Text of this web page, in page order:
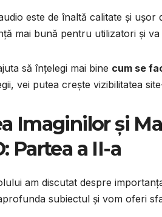
este de înaltă calitate și
mai bună pentru utilizatori și
să înțelegi mai bine cum se
vei putea crește vizibilitatea
Imaginilor și
Partea a II-a
am discutat despre
subiectul și vom oferi